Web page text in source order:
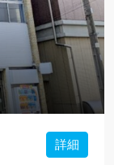
詳細